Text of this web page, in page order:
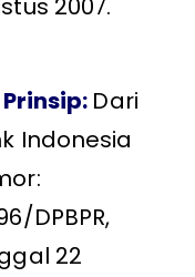
2007.
Dari
Indonesia
DPBPR,
22